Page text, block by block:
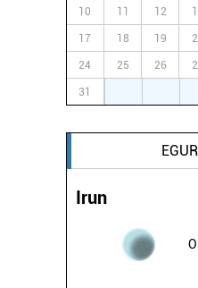
10 11 12
17 18 19
24 25 26
31
Irun